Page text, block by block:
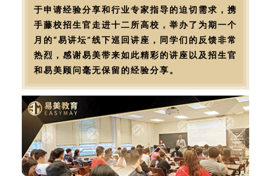
于申请经验分享和行业专家指导的迫切需求，携
手藤校招生官走进十二所高校，举办了为期一个
月的“易讲坛”线下巡回讲座，同学们的反馈非常
热烈，感谢易美带来如此精彩的讲座以及招生官
和易美顾问毫无保留的经验分享。